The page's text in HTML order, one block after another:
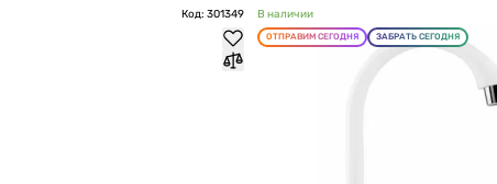
Код: 301349 В наличии
ОТПРАВИМ СЕГОДНЯ ЗАБРАТЬ СЕГОДНЯ